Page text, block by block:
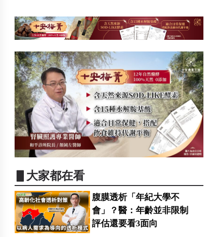
▋大家都在看
腹膜透析「年紀大學不
會」？醫：年齡並非限制
評估還要看3面向